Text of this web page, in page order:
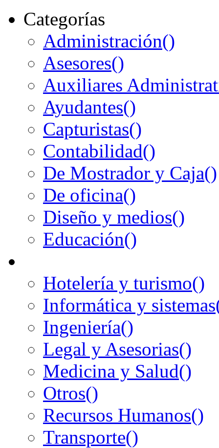
Categorías
Administración()
Asesores()
Auxiliares
Ayudantes()
Capturistas()
Contabilidad()
De Mostrador y Caja()
De oficina()
Diseño y medios()
Educación()
Hotelería y turismo()
Informática y sistemas
Ingeniería()
Legal y Asesorias()
Medicina y Salud()
Otros()
Recursos Humanos()
Transporte()